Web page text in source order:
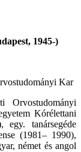
1945-)
Kar
Orvostudományi
Kórélettani
egy. tanársegéde
(1981– 1990),
német és angol